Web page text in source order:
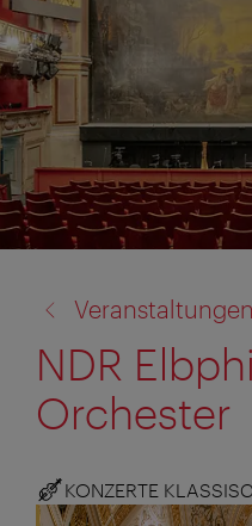
zu:
Veranstaltungen
NDR
Orchester
KONZERTE